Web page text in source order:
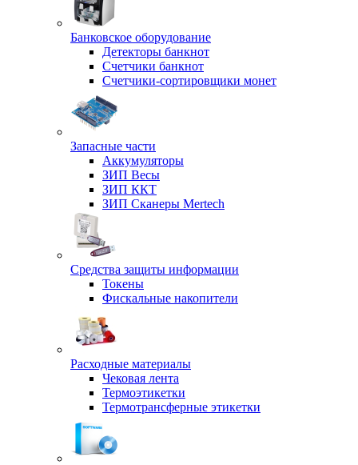
Банковское оборудование
Детекторы банкнот
Счетчики банкнот
Счетчики-сортировщики монет
Запасные части
Аккумуляторы
ЗИП Весы
ЗИП ККТ
ЗИП Сканеры Mertech
Средства защиты информации
Токены
Фискальные накопители
Расходные материалы
Чековая лента
Термоэтикетки
Термотрансферные этикетки